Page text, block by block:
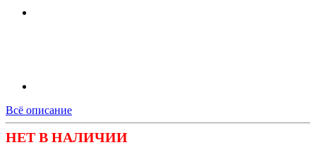
Всё описание
НЕТ В НАЛИЧИИ